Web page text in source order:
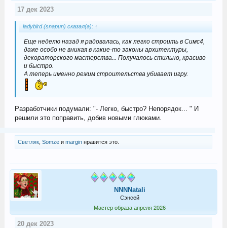
17 дек 2023
ladybird (snapun) сказал(а): ↑
Еще неделю назад я радовалась, как легко строить в Симс4,
даже особо не вникая в какие-то законы архитектуры,
декораторского мастерства... Получалось стильно, красиво
и быстро.
А теперь именно режим строительства убивает игру.
Разработчики подумали: "- Легко, быстро? Непорядок... " И
решили это поправить, добив новыми глюками.
Светляк, Somzeи marginнравится это.
NNNNatali
Сэнсей
Мастер образа апреля 2026
20 дек 2023